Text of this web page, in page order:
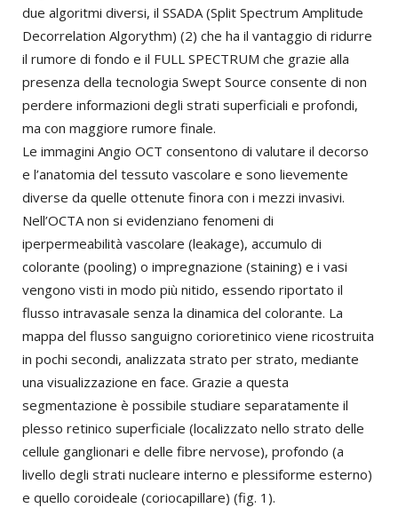
due algoritmi diversi, il SSADA (Split Spectrum Amplitude
Decorrelation Algorythm) (2) che ha il vantaggio di ridurre
il rumore di fondo e il FULL SPECTRUM che grazie alla
presenza della tecnologia Swept Source consente di non
perdere informazioni degli strati superficiali e profondi,
ma con maggiore rumore finale.
Le immagini Angio OCT consentono di valutare il decorso
e l’anatomia del tessuto vascolare e sono lievemente
diverse da quelle ottenute finora con i mezzi invasivi.
Nell’OCTA non si evidenziano fenomeni di
iperpermeabilità vascolare (leakage), accumulo di
colorante (pooling) o impregnazione (staining) e i vasi
vengono visti in modo più nitido, essendo riportato il
flusso intravasale senza la dinamica del colorante. La
mappa del flusso sanguigno corioretinico viene ricostruita
in pochi secondi, analizzata strato per strato, mediante
una visualizzazione en face. Grazie a questa
segmentazione è possibile studiare separatamente il
plesso retinico superficiale (localizzato nello strato delle
cellule ganglionari e delle fibre nervose), profondo (a
livello degli strati nucleare interno e plessiforme esterno)
e quello coroideale (coriocapillare) (fig. 1).